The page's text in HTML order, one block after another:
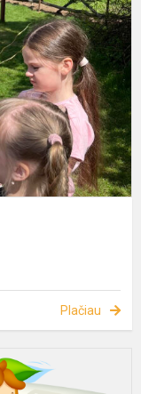
Plačiau